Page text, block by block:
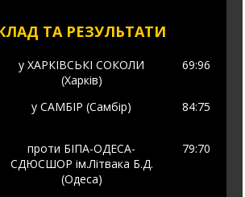
ТА РЕЗУЛЬТАТИ
у ХАРКІВСЬКІ СОКОЛИ
(Харків)
69:96
у САМБІР (Самбір) 84:75
проти БІПА-ОДЕСА-
СДЮСШОР ім.Літвака Б.Д.
(Одеса)
79:70